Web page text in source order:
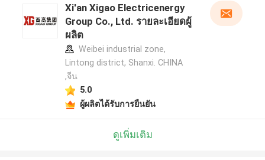
Xi'an Xigao Electricenergy
Group Co., Ltd. รายละเอียดผู้
ผลิต
Weibei industrial zone,
Lintong district, Shanxi. CHINA
,จีน
5.0
ผู้ผลิตได้รับการยืนยัน
ดูเพิ่มเติม